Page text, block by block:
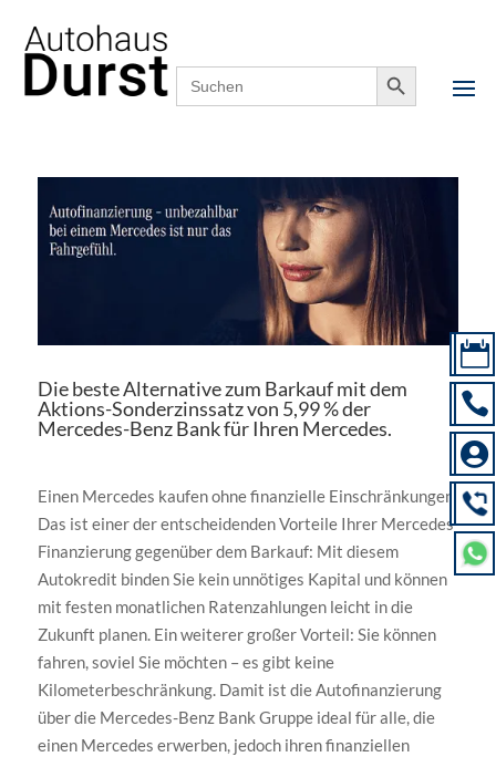
Search
for:
Search Button
Startseite»Verkauf
5,99%
Die beste Alternative zum Barkauf mit dem
Aktions-Sonderzinssatz von 5,99 % der
Mercedes-Benz Bank für Ihren Mercedes.
Einen Mercedes kaufen ohne finanzielle Einschränkungen.
Das ist einer der entscheidenden Vorteile Ihrer Mercedes
Finanzierung gegenüber dem Barkauf: Mit diesem
Autokredit binden Sie kein unnötiges Kapital und können
mit festen monatlichen Ratenzahlungen leicht in die
Zukunft planen. Ein weiterer großer Vorteil: Sie können
fahren, soviel Sie möchten – es gibt keine
Kilometerbeschränkung. Damit ist die Autofinanzierung
über die Mercedes-Benz Bank Gruppe ideal für alle, die
einen Mercedes erwerben, jedoch ihren finanziellen


